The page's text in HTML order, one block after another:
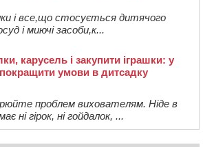
і все,що стосується дитячого
і миючі засоби,к...
карусель і закупити іграшки: у
умови в дитсадку
проблем вихователям. Ніде в
ні гірок, ні гойдалок, ...